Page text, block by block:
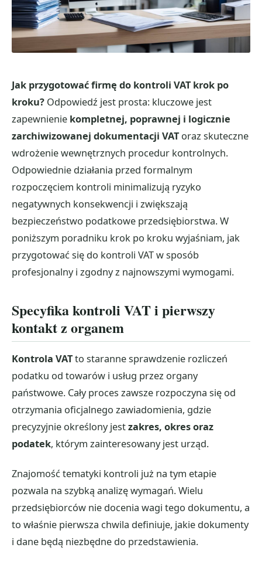
Jak przygotować firmę do kontroli VAT krok po
kroku? Odpowiedź jest prosta: kluczowe jest
zapewnienie kompletnej, poprawnej i logicznie
zarchiwizowanej dokumentacji VAToraz skuteczne
wdrożenie wewnętrznych procedur kontrolnych.
Odpowiednie działania przed formalnym
rozpoczęciem kontroli minimalizują ryzyko
negatywnych konsekwencji i zwiększają
bezpieczeństwo podatkowe przedsiębiorstwa. W
poniższym poradniku krok po kroku wyjaśniam, jak
przygotować się do kontroli VAT w sposób
profesjonalny i zgodny z najnowszymi wymogami.
Specyfika kontroli VAT i pierwszy
kontakt z organem
Kontrola VATto staranne sprawdzenie rozliczeń
podatku od towarów i usług przez organy
państwowe. Cały proces zawsze rozpoczyna się od
otrzymania oficjalnego zawiadomienia, gdzie
precyzyjnie określony jestzakres, okres oraz
podatek, którym zainteresowany jest urząd.
Znajomość tematyki kontroli już na tym etapie
pozwala na szybką analizę wymagań. Wielu
przedsiębiorców nie docenia wagi tego dokumentu, a
to właśnie pierwsza chwila definiuje, jakie dokumenty
i dane będą niezbędne do przedstawienia.